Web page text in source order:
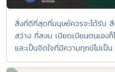
สิ่งที่ดีที่สุดที่มนุษย์ควรจะได้รับ
สว่าง ที่สงบ เบียดเบียนตนเองก็
และเป็นจิตใจที่มีความทุกข์ไม่เป็น